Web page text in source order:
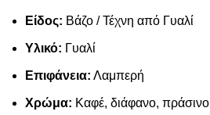
Είδος: Βάζο / Τέχνη από Γυαλί
Υλικό: Γυαλί
Επιφάνεια: Λαμπερή
Χρώμα: Καφέ, διάφανο, πράσινο